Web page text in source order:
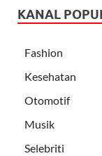
KANAL
Fashion
Kesehatan
Otomotif
Musik
Selebriti